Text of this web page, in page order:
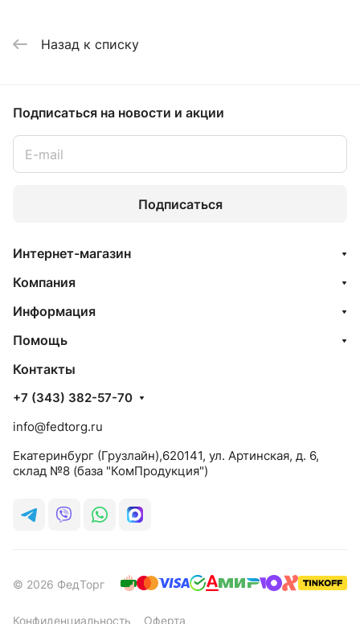
Назад к списку
Подписаться на новости и акции
Подписаться
Интернет-магазин
Компания
Информация
Помощь
Контакты
+7 (343) 382-57-70
info@fedtorg.ru
Екатеринбург (Грузлайн),620141, ул. Артинская, д. 6,
склад №8 (база "КомПродукция")
© 2026 ФедТорг
Конфиденциальность Оферта